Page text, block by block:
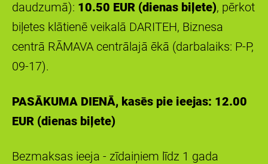
daudzumā): 10.50 EUR (dienas biļete), pērkot
biļetes klātienē veikalā DARITEH, Biznesa
centrā RĀMAVA centrālajā ēkā (darbalaiks: P-P,
09-17).
PASĀKUMA DIENĀ, kasēs pie ieejas: 12.00
EUR (dienas biļete)
Bezmaksas ieeja - zīdaiņiem līdz 1 gada